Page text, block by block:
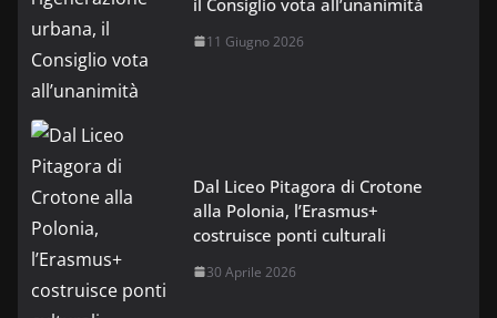
11 Giugno 2026
Dal Liceo Pitagora di Crotone
alla Polonia, l’Erasmus+
costruisce ponti culturali
30 Aprile 2026